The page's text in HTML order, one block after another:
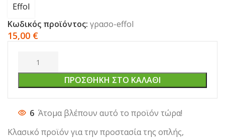
Effol
Κωδικός προϊόντος: γρασο-effol
15,00 €
ΠΡΟΣΘΉΚΗ ΣΤΟ ΚΑΛΆΘΙ
6 Άτομα βλέπουν αυτό το προϊόν τώρα!
Κλασικό προϊόν για την προστασία της οπλής,